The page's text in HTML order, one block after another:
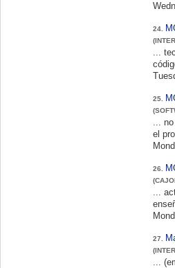
24.
...
25.
26.
...
27.
...